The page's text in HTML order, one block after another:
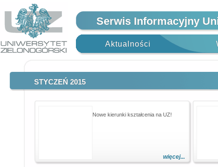
Serwis Informacyjny
Aktualności
STYCZEŃ 2015
więcej...
Nowe kierunki kształcenia na UZ!